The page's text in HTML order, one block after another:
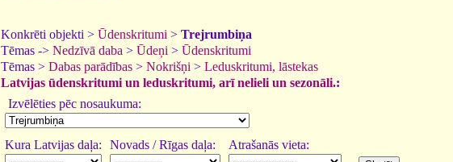
Konkrēti objekti > Ūdenskritumi > Trejrumbiņa
Tēmas -> Nedzīvā daba > Ūdeņi > Ūdenskritumi
Tēmas > Dabas parādības > Nokrišņi > Leduskritumi, lāstekas
Latvijas ūdenskritumi un leduskritumi, arī nelieli un sezonāli.:
Izvēlēties pēc nosaukuma:
Kura Latvijas daļa: Novads / Rīgas daļa: Atrašanās vieta: